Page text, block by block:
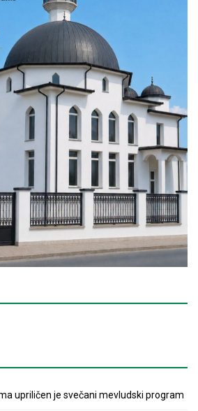
upriličen je svečani mevludski program